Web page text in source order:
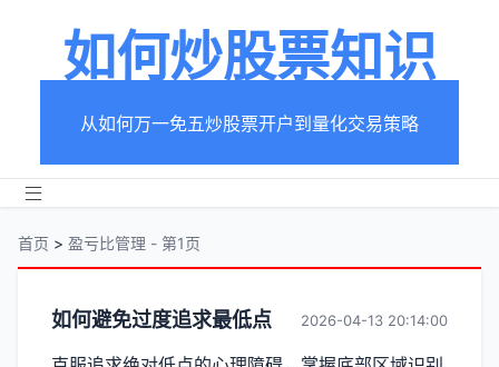
如何炒股票知识
从如何万一免五炒股票开户到量化交易策略
首页 > 盈亏比管理 - 第1页
分
如何避免过度追求最低点 2026-04-13 20:14:00